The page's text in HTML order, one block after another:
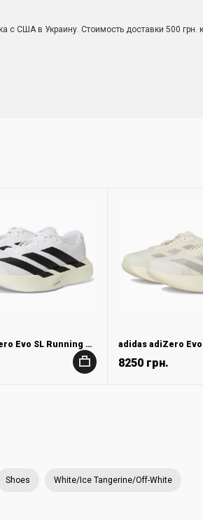
с США в Украину. Стоимость доставки 500 грн.
adidas adiZero Evo SL Running Shoes
+ 8250 грн.
Shoes White/Ice Tangerine/Off-White